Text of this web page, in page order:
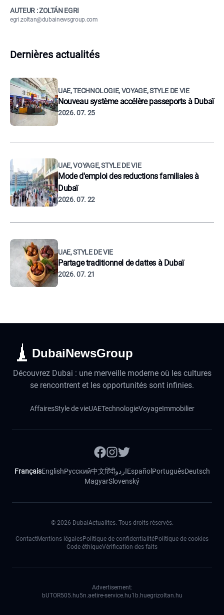
AUTEUR : ZOLTÁN EGRI
egri.zoltan@dubainewsgroup.com
Dernières actualités
UAE, TECHNOLOGIE, VOYAGE, STYLE DE VIE
Nouveau système accélère passeports à Dubaï
2026. 07. 25
UAE, VOYAGE, STYLE DE VIE
Mode d'emploi des reductions familiales à
Dubaï
2026. 07. 22
UAE, STYLE DE VIE
Partage traditionnel de dattes à Dubaï
2026. 07. 21
DubaiNewsGroup
Découvrez Dubai : une merveille moderne où les cultures
se rencontrent et les opportunités sont infinies.
AffairesStyle de vieUAETechnologieVoyageImmobilier
FrançaisEnglishРусский中文हिंदीاردوEspañol PortuguêsDeutsch
MagyarSlovenský
© 2026 DubaiActualites. Tous droits réservés.
ContactMentions légalesPolitique de confidentialitéPolitique de cookies
Code éthiqueVérification des faits
Advertisement:
bUTOR505.hu5n.aetire-service.hu1b.huegrizoltan.hu